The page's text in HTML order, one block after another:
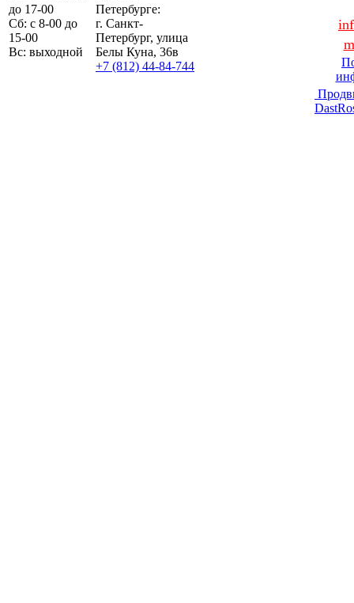
до 17-00
Сб: с 8-00 до
15-00
Вс: выходной
Петербурге:
г. Санкт-
Петербург, улица
Белы Куна, 36в
+7 (812) 44-84-744